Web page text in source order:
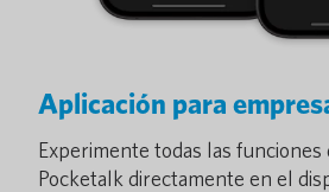
Aplicación para
Experimente todas las funciones
Pocketalk directamente en el